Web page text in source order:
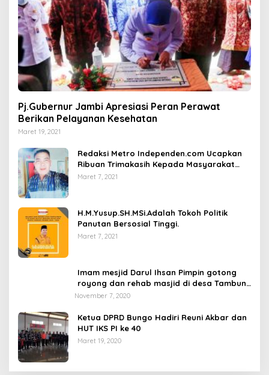
Pj.Gubernur Jambi Apresiasi Peran Perawat
Berikan Pelayanan Kesehatan
Maret 19, 2021
Redaksi Metro Independen.com Ucapkan
Ribuan Trimakasih Kepada Masyarakat
Pengunjung Dan Pembaca.
Maret 7, 2021
H.M.Yusup.SH.MSi.Adalah Tokoh Politik
Panutan Bersosial Tinggi.
Maret 7, 2021
Imam mesjid Darul Ihsan Pimpin gotong
royong dan rehab masjid di desa Tambun
Arang Kecamatan Sumay, kabupaten tebo
November 7, 2020
Ketua DPRD Bungo Hadiri Reuni Akbar dan
HUT IKS PI ke 40
Maret 19, 2020